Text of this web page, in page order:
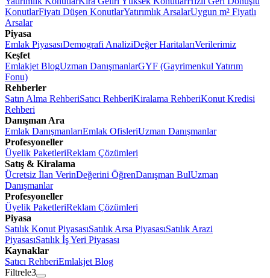
KonutlarFiyatı Düşen KonutlarYatırımlık ArsalarUygun m² Fiyatlı
Arsalar
Piyasa
Emlak PiyasasıDemografi AnaliziDeğer HaritalarıVerilerimiz
Keşfet
Emlakjet BlogUzman DanışmanlarGYF (Gayrimenkul Yatırım
Fonu)
Rehberler
Satın Alma RehberiSatıcı RehberiKiralama RehberiKonut Kredisi
Rehberi
Danışman Ara
Emlak DanışmanlarıEmlak OfisleriUzman Danışmanlar
Profesyoneller
Üyelik PaketleriReklam Çözümleri
Satış & Kiralama
Ücretsiz İlan VerinDeğerini ÖğrenDanışman BulUzman
Danışmanlar
Profesyoneller
Üyelik PaketleriReklam Çözümleri
Piyasa
Satılık Konut PiyasasıSatılık Arsa PiyasasıSatılık Arazi
PiyasasıSatılık İş Yeri Piyasası
Kaynaklar
Satıcı RehberiEmlakjet Blog
Filtrele3